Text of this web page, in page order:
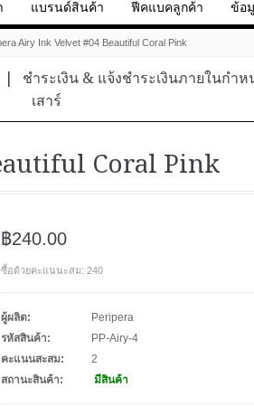
แบรนด์สินค้า ฟีคแบคลูกค้า ข้อ
Airy Ink Velvet #04 Beautiful Coral Pink
ชำระเงิน & แจ้งชำระเงินภายในกำห
เสาร์
Coral Pink
฿240.00
ซื้อด้วยคะแนนะสม: 240
ผู้ผลิต:
Peripera
รหัสสินค้า:
PP-Airy-4
คะแนนสะสม:
2
สถานะสินค้า:
มีสินค้า